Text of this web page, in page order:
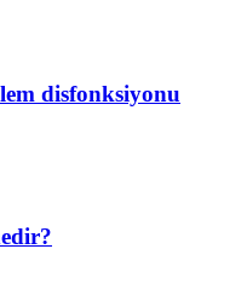
disfonksiyonu